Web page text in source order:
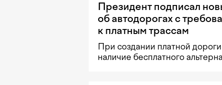
Президент подписал
об автодорогах с
к платным трассам
При создании платной
наличие бесплатного